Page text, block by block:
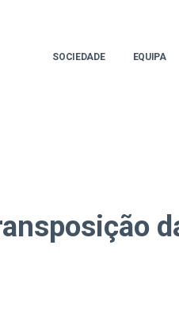
SOCIEDADE EQUIPA